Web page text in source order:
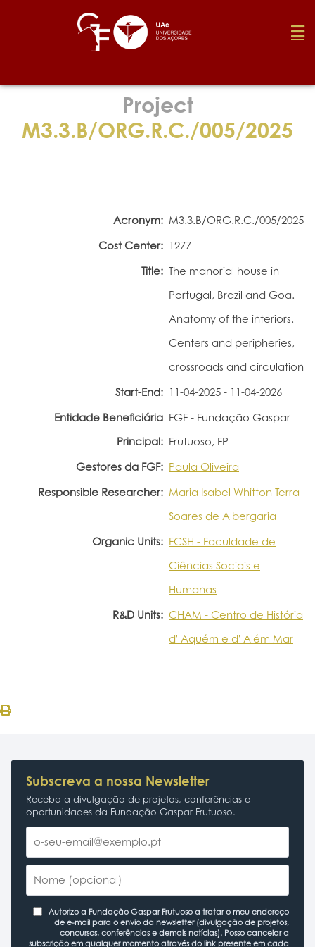
Foundation
Media
Project
M3.3.B/ORG.R.C./005/2025
Acronym: M3.3.B/ORG.R.C./005/2025
Cost Center: 1277
Title: The manorial house in
Portugal, Brazil and Goa.
Anatomy of the interiors.
Centers and peripheries,
crossroads and circulation
Start-End: 11-04-2025 - 11-04-2026
Entidade Beneficiária
Principal:
FGF - Fundação Gaspar
Frutuoso, FP
Gestores da FGF: Paula Oliveira
Responsible Researcher: Maria Isabel Whitton Terra
Soares de Albergaria
Organic Units: FCSH - Faculdade de
Ciências Sociais e
Humanas
R&D Units: CHAM - Centro de História
d' Aquém e d' Além Mar
Subscreva a nossa Newsletter
Receba a divulgação de projetos, conferências e
oportunidades da Fundação Gaspar Frutuoso.
Autorizo a Fundação Gaspar Frutuoso a tratar o meu endereço
de e-mail para o envio da newsletter (divulgação de projetos,
concursos, conferências e demais notícias). Posso cancelar a
subscrição em qualquer momento através do link presente em cada